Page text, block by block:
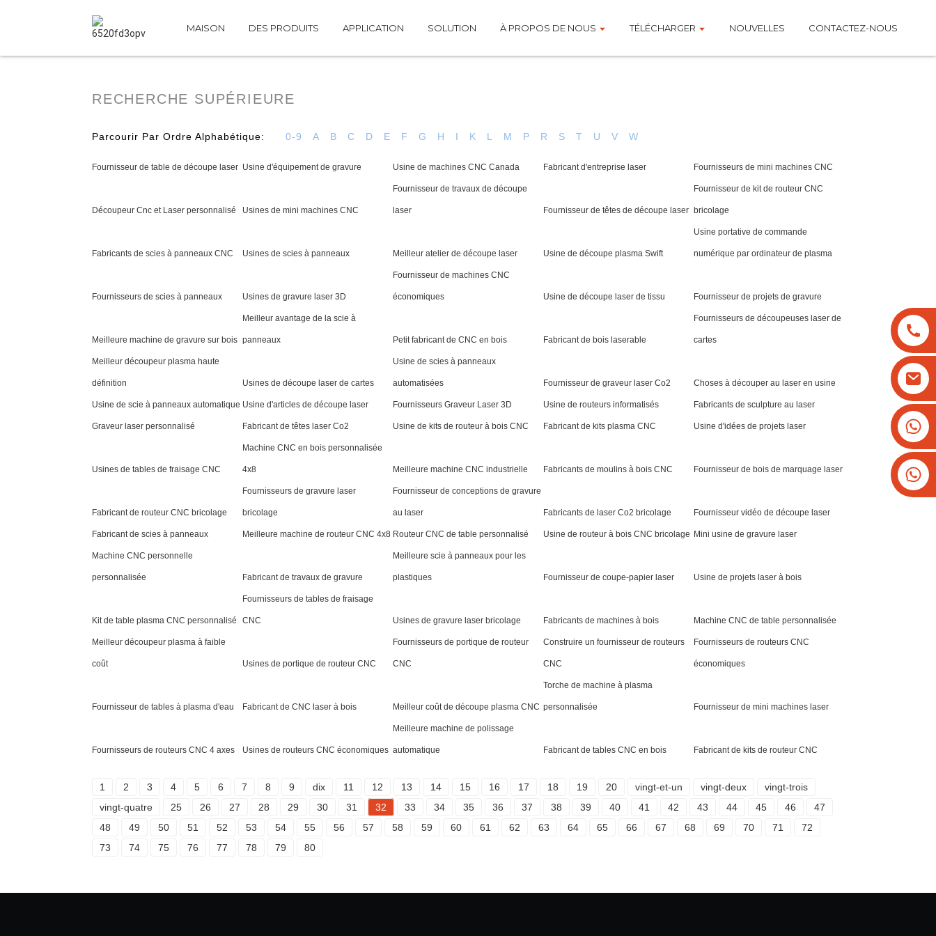
MAISON DES PRODUITS APPLICATION SOLUTION À PROPOS DE NOUS TÉLÉCHARGER NOUVELLES CONTACTEZ-NOUS
RECHERCHE SUPÉRIEURE
Parcourir Par Ordre Alphabétique: 0-9 A B C D E F G H I K L M P R S T U V W
Fournisseur de table de découpe laser Usine d'équipement de gravure Usine de machines CNC Canada Fabricant d'entreprise laser Fournisseurs de mini machines CNC
Découpeur Cnc et Laser personnalisé Usines de mini machines CNC
Fournisseur de travaux de découpe
laser Fournisseur de têtes de découpe laser
Fournisseur de kit de routeur CNC
bricolage
Fabricants de scies à panneaux CNC Usines de scies à panneaux Meilleur atelier de découpe laser Usine de découpe plasma Swift
Usine portative de commande
numérique par ordinateur de plasma
Fournisseurs de scies à panneaux Usines de gravure laser 3D
Fournisseur de machines CNC
économiques Usine de découpe laser de tissu Fournisseur de projets de gravure
Meilleure machine de gravure sur bois
Meilleur avantage de la scie à
panneaux Petit fabricant de CNC en bois Fabricant de bois laserable
Fournisseurs de découpeuses laser de
cartes
Meilleur découpeur plasma haute
définition Usines de découpe laser de cartes
Usine de scies à panneaux
automatisées Fournisseur de graveur laser Co2 Choses à découper au laser en usine
Usine de scie à panneaux automatique Usine d'articles de découpe laser Fournisseurs Graveur Laser 3D Usine de routeurs informatisés Fabricants de sculpture au laser
Graveur laser personnalisé Fabricant de têtes laser Co2 Usine de kits de routeur à bois CNC Fabricant de kits plasma CNC Usine d'idées de projets laser
Usines de tables de fraisage CNC
Machine CNC en bois personnalisée
4x8 Meilleure machine CNC industrielle Fabricants de moulins à bois CNC Fournisseur de bois de marquage laser
Fabricant de routeur CNC bricolage
Fournisseurs de gravure laser
bricolage
Fournisseur de conceptions de gravure
au laser Fabricants de laser Co2 bricolage Fournisseur vidéo de découpe laser
Fabricant de scies à panneaux Meilleure machine de routeur CNC 4x8 Routeur CNC de table personnalisé Usine de routeur à bois CNC bricolage Mini usine de gravure laser
Machine CNC personnelle
personnalisée Fabricant de travaux de gravure
Meilleure scie à panneaux pour les
plastiques Fournisseur de coupe-papier laser Usine de projets laser à bois
Kit de table plasma CNC personnalisé
Fournisseurs de tables de fraisage
CNC Usines de gravure laser bricolage Fabricants de machines à bois Machine CNC de table personnalisée
Meilleur découpeur plasma à faible
coût Usines de portique de routeur CNC
Fournisseurs de portique de routeur
CNC
Construire un fournisseur de routeurs
CNC
Fournisseurs de routeurs CNC
économiques
Fournisseur de tables à plasma d'eau Fabricant de CNC laser à bois Meilleur coût de découpe plasma CNC
Torche de machine à plasma
personnalisée Fournisseur de mini machines laser
Fournisseurs de routeurs CNC 4 axes Usines de routeurs CNC économiques
Meilleure machine de polissage
automatique Fabricant de tables CNC en bois Fabricant de kits de routeur CNC
1 2 3 4 5 6 7 8 9 dix 11 12 13 14 15 16 17 18 19 20 vingt-et-un vingt-deux
vingt-trois
vingt-quatre
25 26 27 28 29 30 31 32 33 34 35 36 37 38 39 40 41 42 43 44 45 46
47
48
49 50 51 52 53 54 55 56 57 58 59 60 61 62 63 64 65 66 67 68 69 70 71
72
73
74 75 76 77 78 79 80